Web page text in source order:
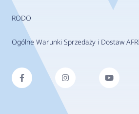
RODO
Ogólne Warunki Sprzedaży i Dostaw